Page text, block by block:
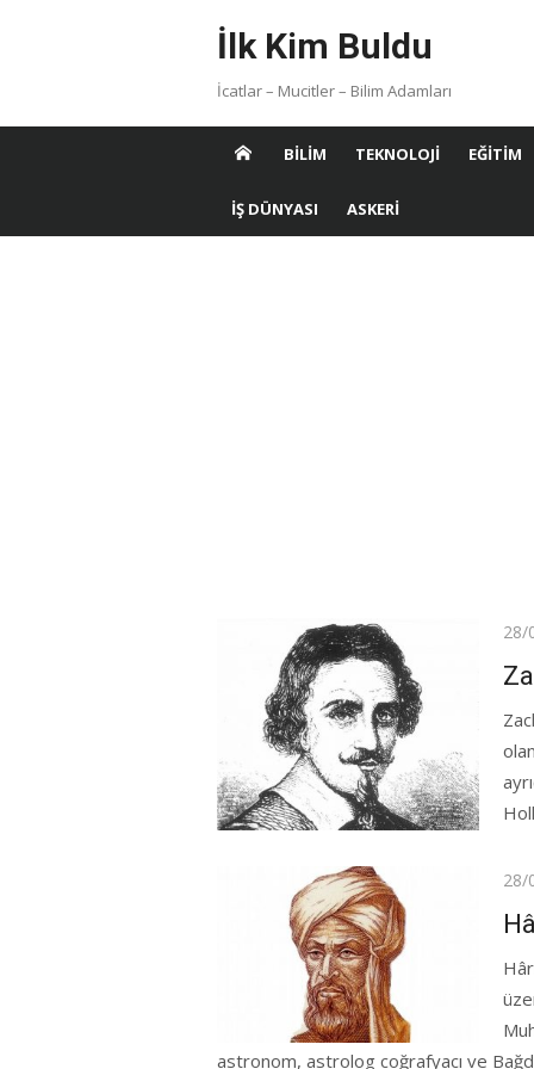
İlk Kim Buldu
İcatlar – Mucitler – Bilim Adamları
BILIM TEKNOLOJI EĞITIM
İŞ DÜNYASI ASKERI
28/
28/
astronom, astrolog coğrafyacı ve